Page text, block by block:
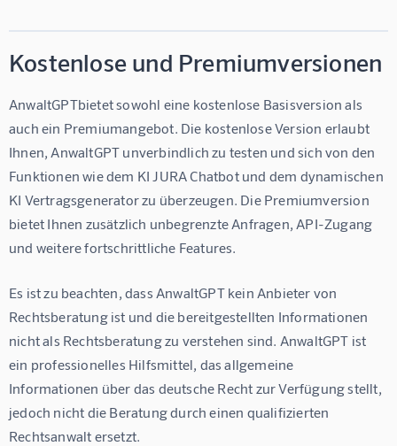
Kostenlose und Premiumversionen
AnwaltGPTbietet sowohl eine kostenlose Basisversion als
auch ein Premiumangebot. Die kostenlose Version erlaubt
Ihnen, AnwaltGPT unverbindlich zu testen und sich von den
Funktionen wie dem KI JURA Chatbot und dem dynamischen
KI Vertragsgenerator zu überzeugen. Die Premiumversion
bietet Ihnen zusätzlich unbegrenzte Anfragen, API-Zugang
und weitere fortschrittliche Features.
Es ist zu beachten, dass AnwaltGPT kein Anbieter von
Rechtsberatung ist und die bereitgestellten Informationen
nicht als Rechtsberatung zu verstehen sind. AnwaltGPT ist
ein professionelles Hilfsmittel, das allgemeine
Informationen über das deutsche Recht zur Verfügung stellt,
jedoch nicht die Beratung durch einen qualifizierten
Rechtsanwalt ersetzt.